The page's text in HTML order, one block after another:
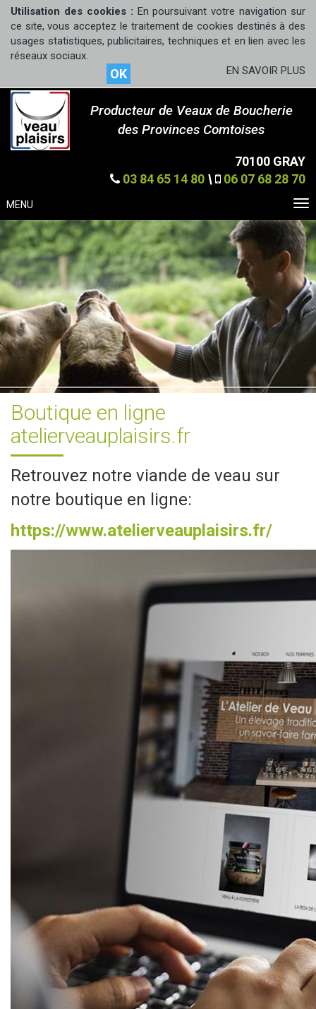
Utilisation des cookies : En poursuivant votre navigation sur
ce site, vous acceptez le traitement de cookies destinés à des
usages statistiques, publicitaires, techniques et en lien avec les
réseaux sociaux.
OK EN SAVOIR PLUS
Producteur de Veaux de Boucherie
des Provinces Comtoises
70100 GRAY
03 84 65 14 80 \ 06 07 68 28 70
MENU
Boutique en ligne
atelierveauplaisirs.fr
Retrouvez notre viande de veau sur
notre boutique en ligne:
https://www.atelierveauplaisirs.fr/